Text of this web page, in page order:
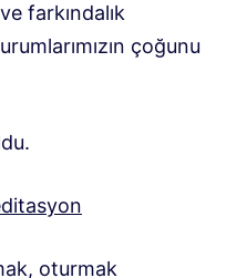
farkındalık
çoğunu
oturmak